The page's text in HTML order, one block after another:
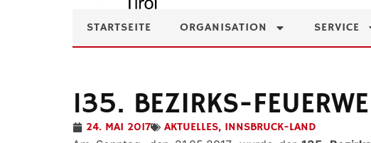
STARTSEITE ORGANISATION SERVICE
135. BEZIRKS-
24. MAI 2017 AKTUELLES, INNSBRUCK-LAND